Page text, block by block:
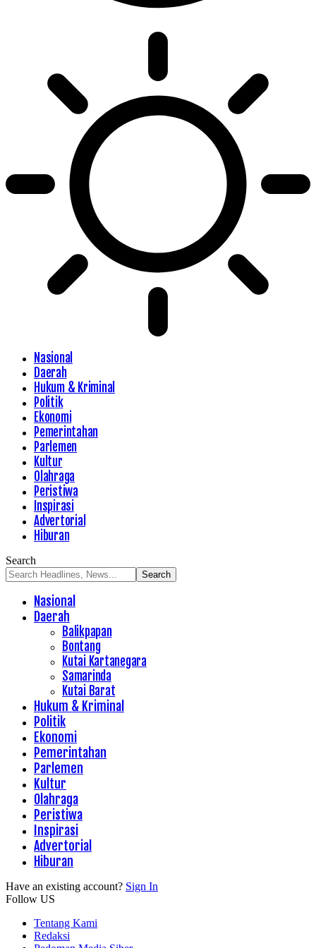
Nasional
Daerah
Hukum & Kriminal
Politik
Ekonomi
Pemerintahan
Parlemen
Kultur
Olahraga
Peristiwa
Inspirasi
Advertorial
Hiburan
Search
Nasional
Daerah
Balikpapan
Bontang
Kutai Kartanegara
Samarinda
Kutai Barat
Hukum & Kriminal
Politik
Ekonomi
Pemerintahan
Parlemen
Kultur
Olahraga
Peristiwa
Inspirasi
Advertorial
Hiburan
Have an existing account? Sign In
Follow US
Tentang Kami
Redaksi